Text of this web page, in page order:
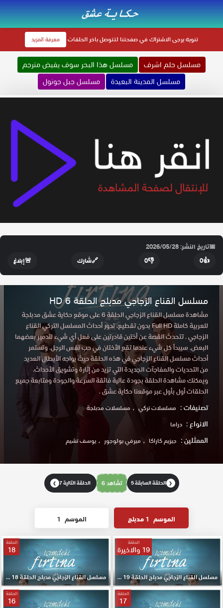
تنويهيرجى الاشتراك في صفحتنا لتتوصل باخر الحلقات معرفة المزيد
مسلسل حلم اشرف
مسلسل هذا البحر سوف يفيض مترجم
مسلسل المدينة البعيدة
مسلسل جبل جونول
📅تاريخ النشر: 2026/05/28
👍
0
👎
0
🔗شارك 🚨إبلاغ
مسلسل القناع الزجاجي مدبلج الحلقة 6 HD
مشاهدة مسلسل القناع الزجاجي الحلقة 6 على موقع حكاية عشق مدبلجة
للعربية كاملة Full HD بدون تقطيع. تدور أحداث المسلسل التركي القناع
الزجاجي . تتحدث القصة عن أختين قادرتين على فعل أي شيء لتدمير بعضهما
البعض. سيبدأ كل شيء عندما تقع الأختان في حب نفس الرجل. وتستمر
أحداث مسلسل القناع الزجاجي في هذه الحلقة حيث يواجه الأبطال العديد
من التحديات والمفاجآت الجديدة التي تزيد من إثارة وتشويق الأحداث.
ويمكنك مشاهدة الحلقة بجودة عالية فائقة السرعة والجودة ومتابعة جميع
الحلقات أول بأول عبر موقعنا حكاية عشق .
تصنيفات : مسلسلات تركي مسلسلات مدبلجة
الانواع : دراما
الممثلين : جيزيم كاراكا ميرفي بولوجور يوسف تشيم
❮ الحلقة السابقة 5 تشاهد 6 الحلقة التالية 7 ❯
الموسم 1 مدبلج الموسم 1
الحلقة
19 والاخيرة
مسلسل القناع الزجاجي مدبلج الحلقة 19 والاخيرة HD
الحلقة
18
مسلسل القناع الزجاجي مدبلج الحلقة 18 HD
الحلقة
17
الحلقة
16